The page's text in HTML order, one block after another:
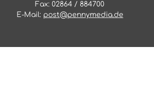
Fax: 02864 / 884700
E-Mail: post@pennymedia.de